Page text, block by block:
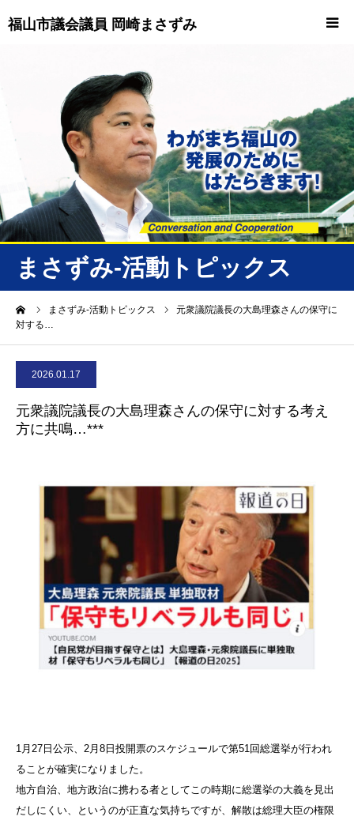
福山市議会議員 岡崎まさずみ
まさずみ-活動トピックス
まさずみ-活動トピックス
元衆議院議長の大島理森さんの保守に
対する…
2026.01.17
元衆議院議長の大島理森さんの保守に対する考え
方に共鳴…***
1月27日公示、2月8日投開票のスケジュールで第51回総選挙が行われ
ることが確実になりました。
地方自治、地方政治に携わる者としてこの時期に総選挙の大義を見出
だしにくい、というのが正直な気持ちですが、解散は総理大臣の権限
重要情報
プロフィール
ビジョン
ニュース/トピックス
ニュース